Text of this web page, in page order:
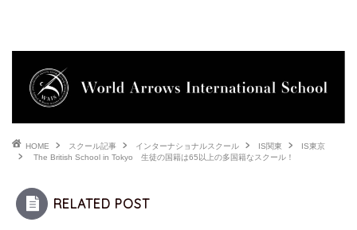
HOME スクール記事 インターナショナルスクール IS関東
IS東京
The British School in Tokyo 生徒の国籍は65以上の多国籍なスクール！
RELATED POST